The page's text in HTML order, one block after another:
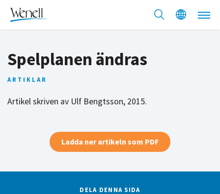
Spelplanen ändras
ARTIKLAR
Artikel skriven av Ulf Bengtsson, 2015.
Ladda ner artikeln som PDF
DELA DENNA SIDA